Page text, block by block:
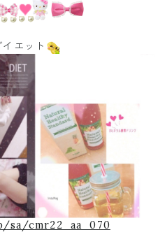
イエット
cmr22_aa_070